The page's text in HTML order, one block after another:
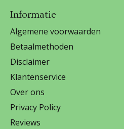
Informatie
Algemene voorwaarden
Betaalmethoden
Disclaimer
Klantenservice
Over ons
Privacy Policy
Reviews